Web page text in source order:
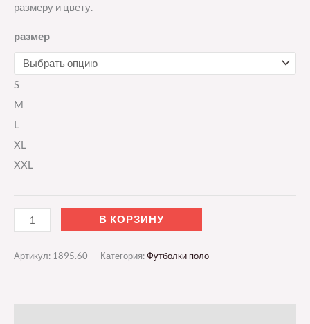
размеру и цвету.
размер
S
M
L
XL
XXL
В КОРЗИНУ
Артикул: 1895.60 Категория:Футболки поло